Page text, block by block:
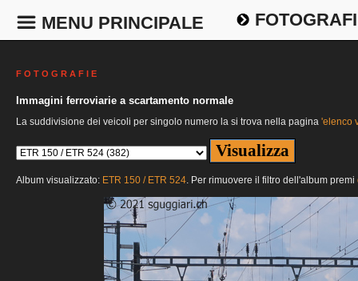
MENU PRINCIPALE
F O T O G R A F I E
Immagini ferroviarie a scartamento normale
La suddivisione dei veicoli per singolo numero la si trova nella pagina 'elenco
Album visualizzato: ETR 150 / ETR 524. Per rimuovere il filtro dell'album premi